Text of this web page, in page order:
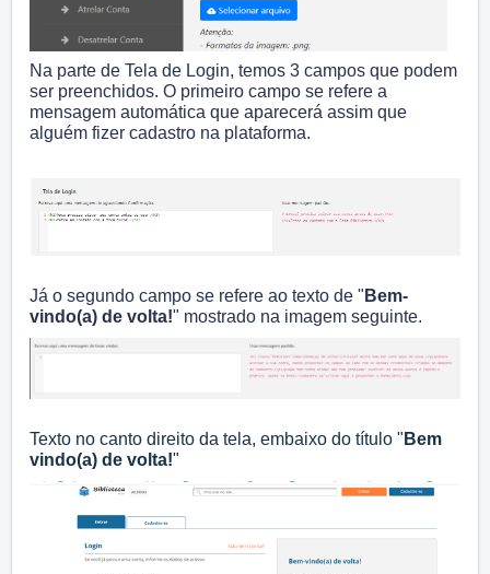
Na parte de Tela de Login, temos 3 campos que podem
ser preenchidos. O primeiro campo se refere a
mensagem automática que aparecerá assim que
alguém fizer cadastro na plataforma.
Já o segundo campo se refere ao texto de " Bem-
vindo(a) de volta!" mostrado na imagem seguinte.
Texto no canto direito da tela, embaixo do título " Bem
vindo(a) de volta!"